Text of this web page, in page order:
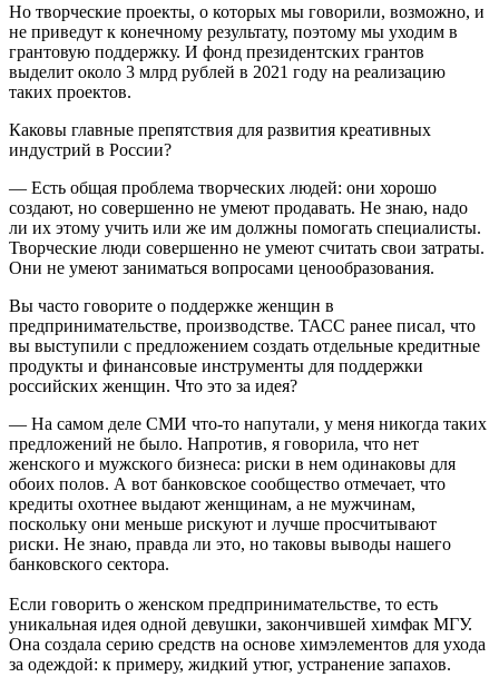
Но творческие проекты, о которых мы говорили, возможно, и
не приведут к конечному результату, поэтому мы уходим в
грантовую поддержку. И фонд президентских грантов
выделит около 3 млрд рублей в 2021 году на реализацию
таких проектов.
Каковы главные препятствия для развития креативных
индустрий в России?
— Есть общая проблема творческих людей: они хорошо
создают, но совершенно не умеют продавать. Не знаю, надо
ли их этому учить или же им должны помогать специалисты.
Творческие люди совершенно не умеют считать свои затраты.
Они не умеют заниматься вопросами ценообразования.
Вы часто говорите о поддержке женщин в
предпринимательстве, производстве. ТАСС ранее писал, что
вы выступили с предложением создать отдельные кредитные
продукты и финансовые инструменты для поддержки
российских женщин. Что это за идея?
— На самом деле СМИ что-то напутали, у меня никогда таких
предложений не было. Напротив, я говорила, что нет
женского и мужского бизнеса: риски в нем одинаковы для
обоих полов. А вот банковское сообщество отмечает, что
кредиты охотнее выдают женщинам, а не мужчинам,
поскольку они меньше рискуют и лучше просчитывают
риски. Не знаю, правда ли это, но таковы выводы нашего
банковского сектора.
Если говорить о женском предпринимательстве, то есть
уникальная идея одной девушки, закончившей химфак МГУ.
Она создала серию средств на основе химэлементов для ухода
за одеждой: к примеру, жидкий утюг, устранение запахов.